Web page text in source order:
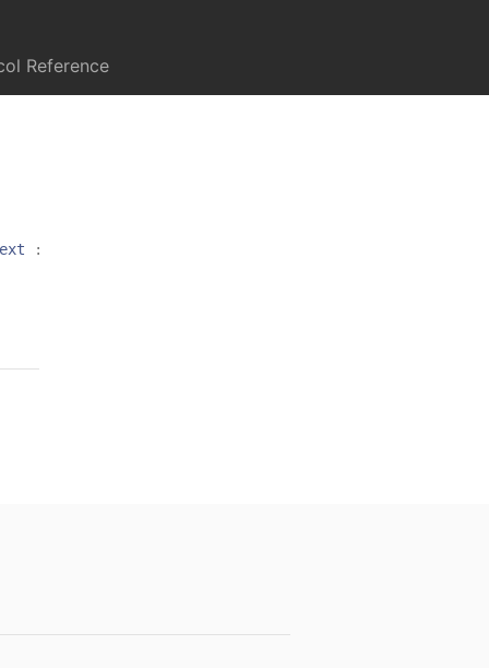
Reference
: